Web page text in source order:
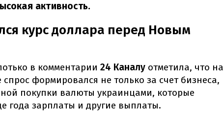
активность.
курс доллара перед Новым
в комментарии 24 Каналу отметила, что на
формировался не только за счет бизнеса,
покупки валюты украинцами, которые
года зарплаты и другие выплаты.